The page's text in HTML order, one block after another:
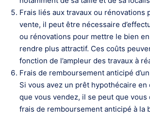
Frais liés aux travaux ou rénovations
vente, il peut être nécessaire
ou rénovations pour mettre le bien
rendre plus attractif. Ces coûts
fonction de l’ampleur des travaux à
Frais de remboursement anticipé
Si vous avez un prêt hypothécaire
que vous vendez, il se peut que vous
frais de remboursement anticipé à la